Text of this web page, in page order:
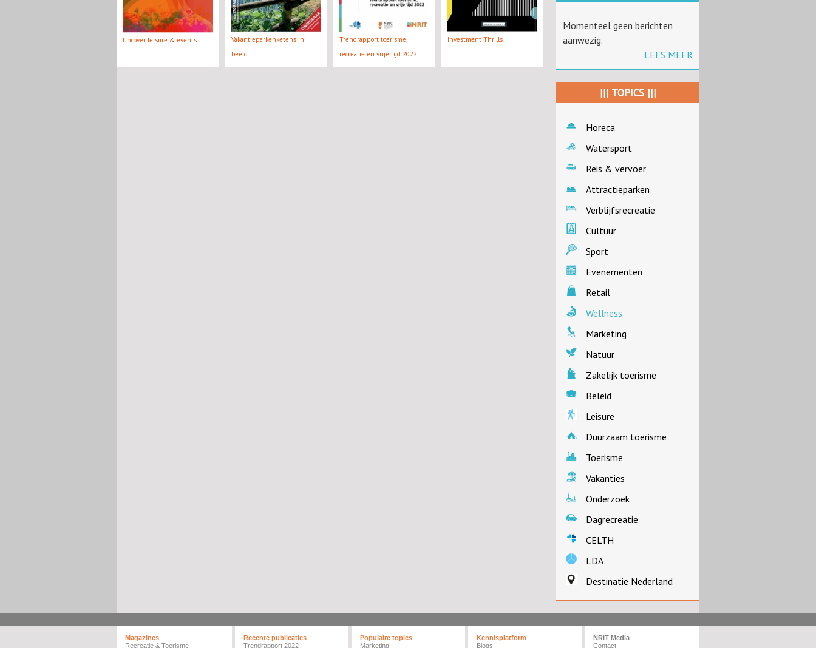
Uncover, leisure & events
Vakantieparkenketens in
beeld
Trendrapport toerisme,
recreatie en vrije tijd 2022
Investment Thrills
Momenteel geen berichten
aanwezig.
LEES MEER
||| TOPICS |||
Horeca
Watersport
Reis & vervoer
Attractieparken
Verblijfsrecreatie
Cultuur
Sport
Evenementen
Retail
Wellness
Marketing
Natuur
Zakelijk toerisme
Beleid
Leisure
Duurzaam toerisme
Toerisme
Vakanties
Onderzoek
Dagrecreatie
CELTH
LDA
Destinatie Nederland
Magazines
Recreatie & Toerisme
Recente publicaties
Trendrapport 2022
Populaire topics
Marketing
Kennisplatform
Blogs
NRIT Media
Contact